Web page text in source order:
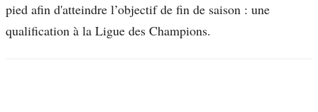
pied afin d'atteindre l’objectif de fin de saison : une
qualification à la Ligue des Champions.